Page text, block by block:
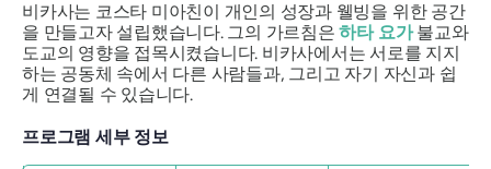
비카사는 코스타 미아친이 개인의 성장과 웰빙을 위한 공간
을 만들고자 설립했습니다. 그의 가르침은하타 요가불교와
도교의 영향을 접목시켰습니다. 비카사에서는 서로를 지지
하는 공동체 속에서 다른 사람들과, 그리고 자기 자신과 쉽
게 연결될 수 있습니다.
프로그램 세부 정보